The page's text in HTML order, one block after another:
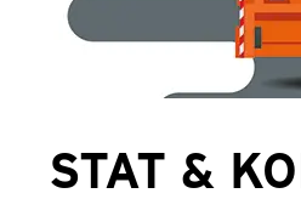
STAT &